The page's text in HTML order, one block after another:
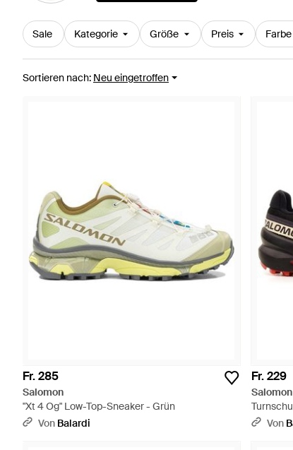
Sale Kategorie Größe Preis Farbe
Sortieren nach: Neu eingetroffen
Fr. 285
Salomon
"Xt 4 Og" Low-Top-Sneaker - Grün
Von Balardi
Fr. 229
Salomon
Von